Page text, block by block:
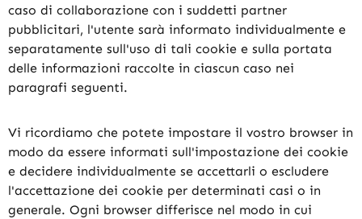
caso di collaborazione con i suddetti partner
pubblicitari, l'utente sarà informato individualmente e
separatamente sull'uso di tali cookie e sulla portata
delle informazioni raccolte in ciascun caso nei
paragrafi seguenti.
Vi ricordiamo che potete impostare il vostro browser in
modo da essere informati sull'impostazione dei cookie
e decidere individualmente se accettarli o escludere
l'accettazione dei cookie per determinati casi o in
generale. Ogni browser differisce nel modo in cui